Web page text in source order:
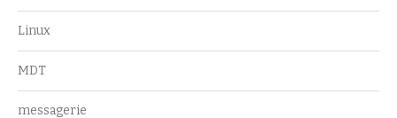
Linux
MDT
messagerie